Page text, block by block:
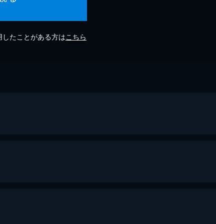
たことがある方はこちら